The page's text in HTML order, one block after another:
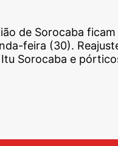
de Sorocaba
feira (30).
Sorocaba e